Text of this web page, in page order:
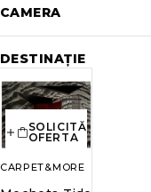
CAMERA
DESTINAȚIE
SOLICITĂ
OFERTA
CARPET&MORE